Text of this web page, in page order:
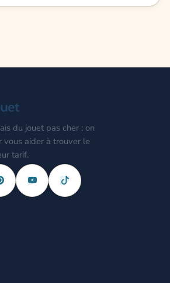
du jouet pas cher : on
aider à trouver le
tarif.